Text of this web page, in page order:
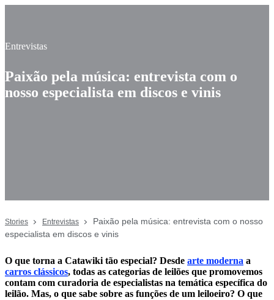
Entrevistas
Paixão pela música: entrevista com o
nosso especialista em discos e vinis
Stories Entrevistas
Paixão pela música: entrevista com o nosso
especialista em discos e vinis
O que torna a Catawiki tão especial? Desde arte moderna a
carros clássicos, todas as categorias de leilões que promovemos
contam com curadoria de especialistas na temática específica do
leilão. Mas, o que sabe sobre as funções de um leiloeiro? O que